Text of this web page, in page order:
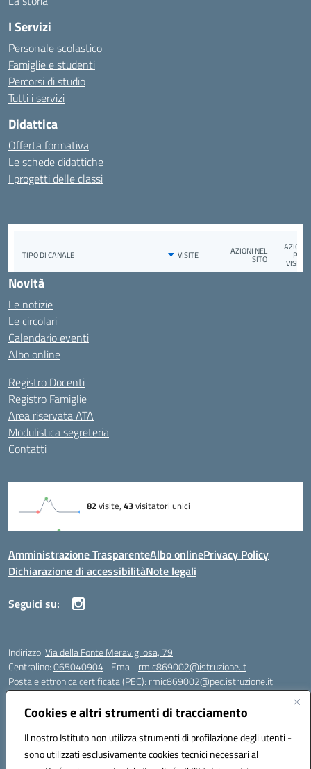
Cookies e altri strumenti di tracciamento
Il nostro Istituto non utilizza strumenti di profilazione degli utenti -
sono utilizzati esclusivamente cookies tecnici necessari al
I Servizi
Personale scolastico
Famiglie e studenti
Percorsi di studio
Tutti i servizi
Didattica
Offerta formativa
Le schede didattiche
I progetti delle classi
Novità
Le notizie
Le circolari
Calendario eventi
Albo online
Registro Docenti
Registro Famiglie
Area riservata ATA
Modulistica segreteria
Contatti
Amministrazione TrasparenteAlbo onlinePrivacy Policy
Dichiarazione di accessibilitàNote legali
Seguici su:
Indirizzo:Via della Fonte Meravigliosa, 79
Centralino:065040904 Email: rmic869002@istruzione.it
Posta elettronica certificata (PEC): rmic869002@pec.istruzione.it
Codice fiscale: 97197090588
Codice meccanografico: RMIC869002
Codice Indice delle Pubbliche Amministrazioni (IPA): istsc_rmic869002
Codice unico di fatturazione (CUF): UFRHFP